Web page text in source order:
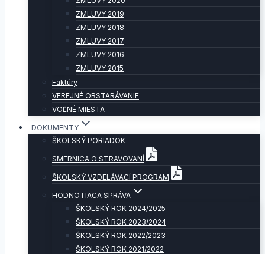
ZMLUVY 2019
ZMLUVY 2018
ZMLUVY 2017
ZMLUVY 2016
ZMLUVY 2015
Faktúry
VEREJNÉ OBSTARÁVANIE
VOĽNÉ MIESTA
DOKUMENTY
ŠKOLSKÝ PORIADOK
SMERNICA O STRAVOVANÍ
ŠKOLSKÝ VZDELÁVACÍ PROGRAM
HODNOTIACA SPRÁVA
ŠKOLSKÝ ROK 2024/2025
ŠKOLSKÝ ROK 2023/2024
ŠKOLSKÝ ROK 2022/2023
ŠKOLSKÝ ROK 2021/2022